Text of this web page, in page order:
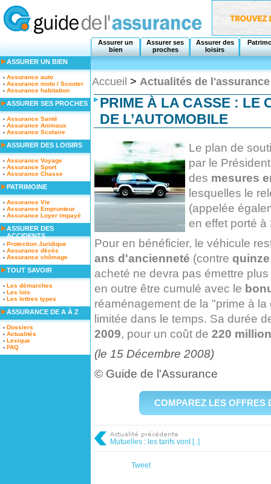
Assurer un
bien
Assurer ses
proches
Assurer des
loisirs
Accueil > Actualités de l'assurance
PRIME À LA CASSE : LE
DE L’AUTOMOBILE
Le plan de
par le
des mesures
lesquelles le
(appelée
en effet porté à
Pour en bénéficier, le véhicule
ans d'ancienneté (contre
acheté ne devra pas émettre
en outre être cumulé avec le
réaménagement de la "prime à
limitée dans le temps. Sa durée
2009, pour un coût de 220
(le 15 Décembre 2008)
© Guide de l'Assurance
COMPAREZ LES OFFRES
Mutuelles : les tarifs vont [..]
Tweet
ASSURER UN BIEN
Assurance auto
Assurance moto / Scooter
Assurance habitation
ASSURER SES PROCHES
Assurance Santé
Assurance Animaux
Assurance Scolaire
ASSURER DES LOISIRS
Assurance Voyage
Assurance Sport
Assurance Chasse
PATRIMOINE
Assurance Vie
Assurance Emprunteur
Assurance Loyer impayé
ASSURER DES
ACCIDENTS
Protection Juridique
Assurance décès
Assurance chômage
TOUT SAVOIR
Les démarches
Les lois
Les lettres types
ASSURANCE DE A À Z
Dossiers
Actualités
Lexique
FAQ